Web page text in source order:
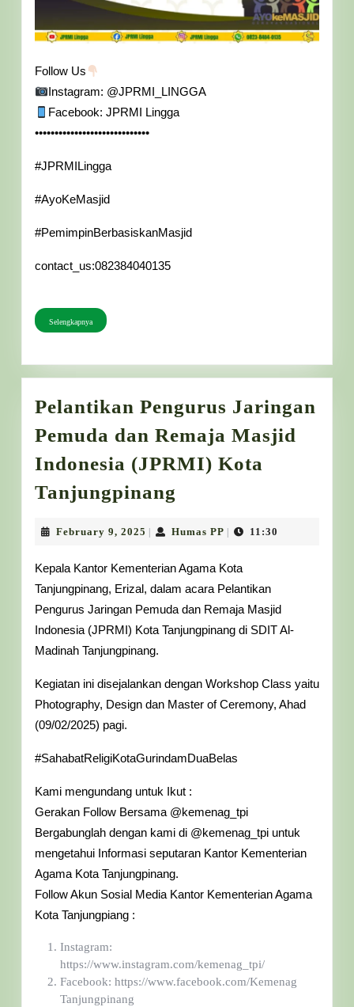
Follow Us
Instagram: @JPRMI_LINGGA
Facebook: JPRMI Lingga
•••••••••••••••••••••••••••••
#JPRMILingga
#AyoKeMasjid
#PemimpinBerbasiskanMasjid
contact_us:082384040135
Selengkapnya
Selengkapnya
Pelantikan Pengurus Jaringan
Pemuda dan Remaja Masjid
Indonesia (JPRMI) Kota
Tanjungpinang
Jaringan
Pemuda
dan
Remaja
Masjid
(JPRMI)
Kota
February 9, 2025 February
2025
Humas PPHumas11:30
Kepala Kantor Kementerian Agama Kota
Tanjungpinang, Erizal, dalam acara Pelantikan
Pengurus Jaringan Pemuda dan Remaja Masjid
Indonesia (JPRMI) Kota Tanjungpinang di SDIT Al-
Madinah Tanjungpinang.
Kegiatan ini disejalankan dengan Workshop Class yaitu
Photography, Design dan Master of Ceremony, Ahad
(09/02/2025) pagi.
#SahabatReligiKotaGurindamDuaBelas
Kami mengundang untuk Ikut :
Gerakan Follow Bersama @kemenag_tpi
Bergabunglah dengan kami di @kemenag_tpi untuk
mengetahui Informasi seputaran Kantor Kementerian
Agama Kota Tanjungpinang.
Follow Akun Sosial Media Kantor Kementerian Agama
Kota Tanjungpiang :
Instagram:
https://www.instagram.com/kemenag_tpi/
Facebook: https://www.facebook.com/Kemenag
Tanjungpinang